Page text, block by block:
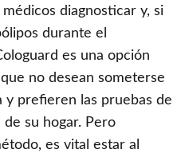
diagnosticar y, si
durante el
es una opción
no desean someterse
y prefieren las pruebas de
su hogar. Pero
es vital estar al